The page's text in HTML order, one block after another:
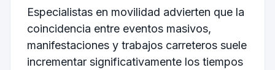
Especialistas en movilidad advierten que la
coincidencia entre eventos masivos,
manifestaciones y trabajos carreteros suele
incrementar significativamente los tiempos